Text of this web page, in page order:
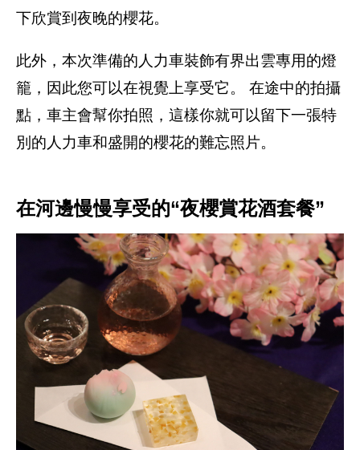
下欣賞到夜晚的櫻花。
此外，本次準備的人力車裝飾有界出雲專用的燈
籠，因此您可以在視覺上享受它。 在途中的拍攝
點，車主會幫你拍照，這樣你就可以留下一張特
別的人力車和盛開的櫻花的難忘照片。
在河邊慢慢享受的“夜櫻賞花酒套餐”